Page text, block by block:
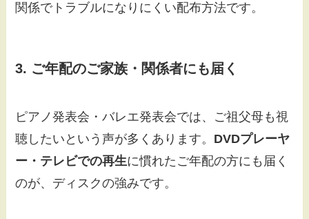
関係でトラブルになりにくい配布方法です。
3. ご年配のご家族・関係者にも届く
ピアノ発表会・バレエ発表会では、ご祖父母も視
聴したいという声が多くあります。 DVDプレーヤ
ー・テレビでの再生に慣れたご年配の方にも届く
のが、ディスクの強みです。